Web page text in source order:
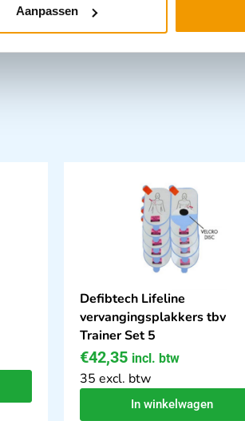
Aanpassen
Defibtech Lifeline
vervangingsplakkers tbv
Trainer Set 5
€42,35 incl. btw
35 excl. btw
In winkelwagen